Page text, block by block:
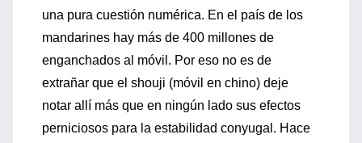
una pura cuestión numérica. En el país de los
mandarines hay más de 400 millones de
enganchados al móvil. Por eso no es de
extrañar que el shouji (móvil en chino) deje
notar allí más que en ningún lado sus efectos
perniciosos para la estabilidad conyugal. Hace